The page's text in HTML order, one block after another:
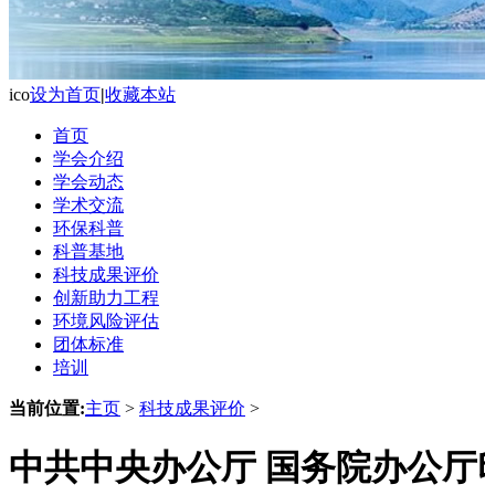
ico设为首页|收藏本站
首页
学会介绍
学会动态
学术交流
环保科普
科普基地
科技成果评价
创新助力工程
环境风险评估
团体标准
培训
当前位置:主页 > 科技成果评价 >
中共中央办公厅 国务院办公